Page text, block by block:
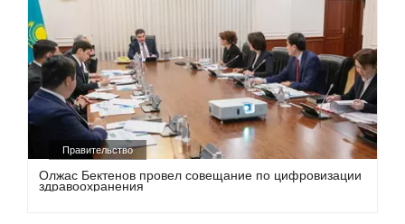
Правительство
Олжас Бектенов провел совещание по цифровизации
здравоохранения